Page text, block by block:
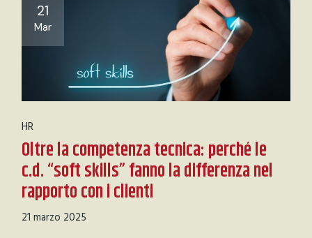
21
Mar
HR
Oltre la competenza tecnica: perché le
c.d. “soft skills” fanno la differenza nel
rapporto con i clienti
21 marzo 2025